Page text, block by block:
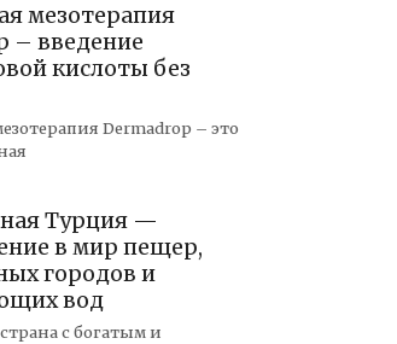
мезотерапия
– введение
кислоты без
Dermadrop – это
Турция —
в мир пещер,
городов и
вод
с богатым и